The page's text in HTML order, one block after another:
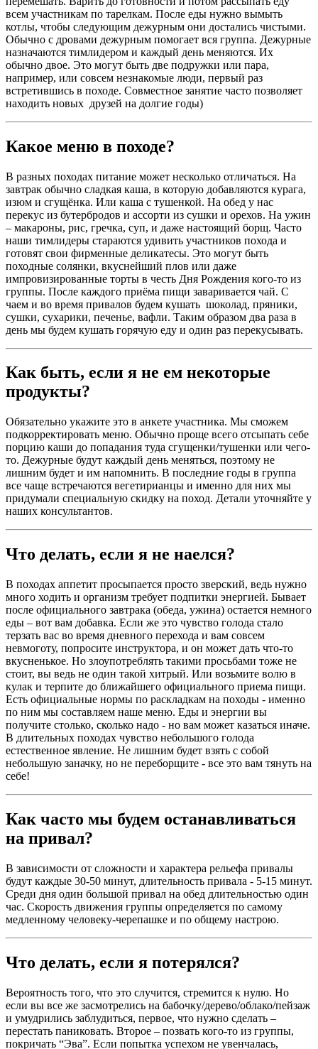
всем участникам по тарелкам. После еды нужно вымыть
котлы, чтобы следующим дежурным они достались чистыми.
Обычно с дровами дежурным помогает вся группа. Дежурные
назначаются тимлидером и каждый день меняются. Их
обычно двое. Это могут быть две подружки или пара,
например, или совсем незнакомые люди, первый раз
встретившись в походе. Совместное занятие часто позволяет
находить новых друзей на долгие годы)
Какое меню в походе?
В разных походах питание может несколько отличаться. На
завтрак обычно сладкая каша, в которую добавляются курага,
изюм и сгущёнка. Или каша с тушенкой. На обед у нас
перекус из бутербродов и ассорти из сушки и орехов. На ужин
– макароны, рис, гречка, суп, и даже настоящий борщ. Часто
наши тимлидеры стараются удивить участников похода и
готовят свои фирменные деликатесы. Это могут быть
походные солянки, вкуснейший плов или даже
импровизированные торты в честь Дня Рождения кого-то из
группы. После каждого приёма пищи заваривается чай. С
чаем и во время привалов будем кушать шоколад, пряники,
сушки, сухарики, печенье, вафли. Таким образом два раза в
день мы будем кушать горячую еду и один раз перекусывать.
Как быть, если я не ем некоторые
продукты?
Обязательно укажите это в анкете участника. Мы сможем
подкорректировать меню. Обычно проще всего отсыпать себе
порцию каши до попадания туда сгущенки/тушенки или чего-
то. Дежурные будут каждый день меняться, поэтому не
лишним будет и им напомнить. В последние годы в группа
все чаще встречаются вегетирианцы и именно для них мы
придумали специальную скидку на поход. Детали уточняйте у
наших консультантов.
Что делать, если я не наелся?
В походах аппетит просыпается просто зверский, ведь нужно
много ходить и организм требует подпитки энергией. Бывает
после официального завтрака (обеда, ужина) остается немного
еды – вот вам добавка. Если же это чувство голода стало
терзать вас во время дневного перехода и вам совсем
невмоготу, попросите инструктора, и он может дать что-то
вкусненькое. Но злоупотреблять такими просьбами тоже не
стоит, вы ведь не один такой хитрый. Или возьмите волю в
кулак и терпите до ближайшего официального приема пищи.
Есть официальные нормы по раскладкам на походы - именно
по ним мы составляем наше меню. Еды и энергии вы
получите столько, сколько надо - но вам может казаться иначе.
В длительных походах чувство небольшого голода
естественное явление. Не лишним будет взять с собой
небольшую заначку, но не переборщите - все это вам тянуть на
себе!
Как часто мы будем останавливаться
на привал?
В зависимости от сложности и характера рельефа привалы
будут каждые 30-50 минут, длительность привала - 5-15 минут.
Среди дня один большой привал на обед длительностью один
час. Скорость движения группы определяется по самому
медленному человеку-черепашке и по общему настрою.
Что делать, если я потерялся?
Вероятность того, что это случится, стремится к нулю. Но
если вы все же засмотрелись на бабочку/дерево/облако/пейзаж
и умудрились заблудиться, первое, что нужно сделать –
перестать паниковать. Второе – позвать кого-то из группы,
покричать “Эва”. Если попытка успехом не увенчалась,